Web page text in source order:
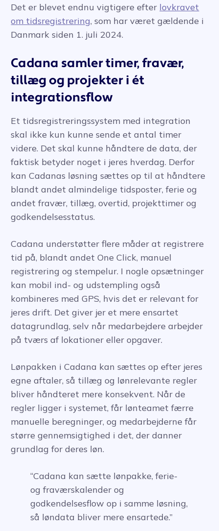
Det er blevet endnu vigtigere efter lovkravet
om tidsregistrering, som har været gældende i
Danmark siden 1. juli 2024.
Cadana samler timer, fravær,
tillæg og projekter i ét
integrationsflow
Et tidsregistreringssystem med integration
skal ikke kun kunne sende et antal timer
videre. Det skal kunne håndtere de data, der
faktisk betyder noget i jeres hverdag. Derfor
kan Cadanas løsning sættes op til at håndtere
blandt andet almindelige tidsposter, ferie og
andet fravær, tillæg, overtid, projekttimer og
godkendelsesstatus.
Cadana understøtter flere måder at registrere
tid på, blandt andet One Click, manuel
registrering og stempelur. I nogle opsætninger
kan mobil ind- og udstempling også
kombineres med GPS, hvis det er relevant for
jeres drift. Det giver jer et mere ensartet
datagrundlag, selv når medarbejdere arbejder
på tværs af lokationer eller opgaver.
Lønpakken i Cadana kan sættes op efter jeres
egne aftaler, så tillæg og lønrelevante regler
bliver håndteret mere konsekvent. Når de
regler ligger i systemet, får lønteamet færre
manuelle beregninger, og medarbejderne får
større gennemsigtighed i det, der danner
grundlag for deres løn.
“Cadana kan sætte lønpakke, ferie-
og fraværskalender og
godkendelsesflow op i samme løsning,
så løndata bliver mere ensartede.”